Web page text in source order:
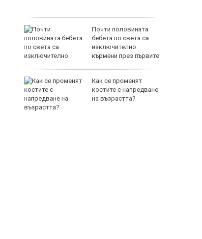
Почти половината
бебета по света са
изключително
кърмени през първите
Как се променят
костите с напредване
на възрастта?